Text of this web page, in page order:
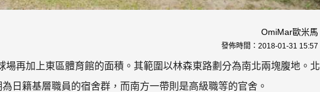
OmiMar歐米馬
發佈時間： 2018-01-31 15:57
再加上東區體育館的面積。其範圍以林森東路劃分為南北兩塊腹地。北
日籍基層職員的宿舍群，而南方一帶則是高級職等的官舍。